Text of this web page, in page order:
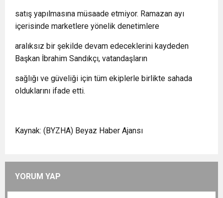
satış yapılmasına müsaade etmiyor. Ramazan ayı
içerisinde marketlere yönelik denetimlere
aralıksız bir şekilde devam edeceklerini kaydeden
Başkan İbrahim Sandıkçı, vatandaşların
sağlığı ve güveliği için tüm ekiplerle birlikte sahada
olduklarını ifade etti.
Kaynak: (BYZHA) Beyaz Haber Ajansı
YORUM YAP